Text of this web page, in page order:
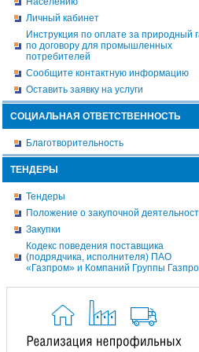
Личный кабинет
Инструкция по оплате за природный
по договору для промышленных
потребителей
Сообщите контактную информацию
Оставить заявку на услуги
СОЦИАЛЬНАЯ ОТВЕТСТВЕННОСТЬ
Благотворительность
ТЕНДЕРЫ
Тендеры
Положение о закупочной
Закупки
Кодекс поведения поставщика
(подрядчика, исполнителя) ПАО
«Газпром» и Компаний Группы